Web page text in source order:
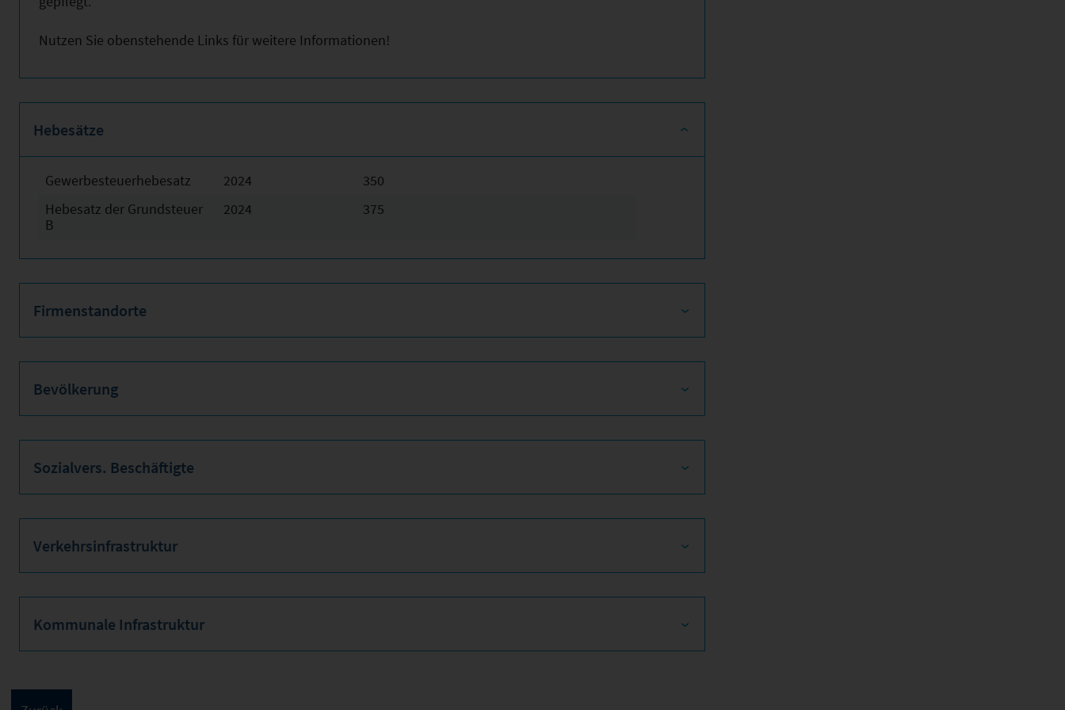
Nutzen Sie obenstehende Links für weitere Informationen!
Hebesätze
Gewerbesteuerhebesatz 2024
350
Hebesatz der Grundsteuer
B
2024 375
Firmenstandorte
Bevölkerung
Sozialvers. Beschäftigte
Verkehrsinfrastruktur
Kommunale Infrastruktur